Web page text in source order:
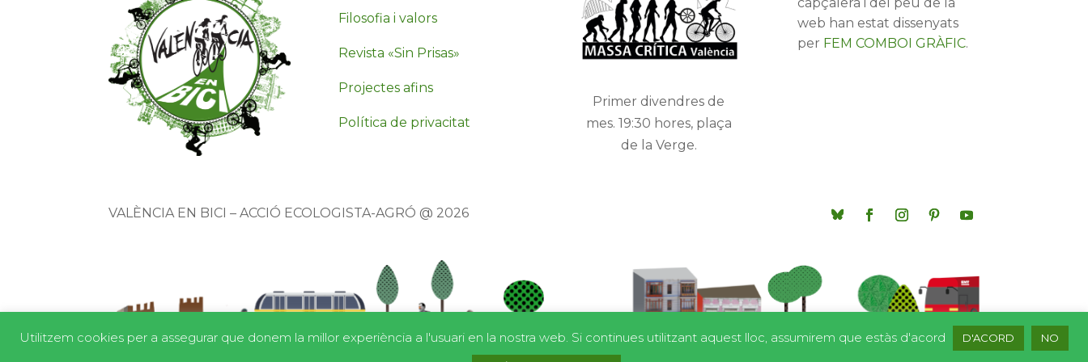
Filosofia i valors
Revista «Sin Prisas»
Projectes afins
Política de privacitat
Primer divendres de
mes. 19:30 hores, plaça
de la Verge.
web han estat dissenyats
per FEM COMBOI GRÀFIC.
VALÈNCIA EN BICI – ACCIÓ ECOLOGISTA-AGRÓ @ 2026
Utilitzem cookies per a assegurar que donem la millor experiència a l'usuari en la nostra web. Si continues utilitzant aquest lloc, assumirem que estàs d'acord D'ACORD NO